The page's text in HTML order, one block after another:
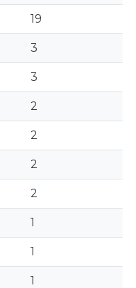
19
3
3
2
2
2
2
1
1
1